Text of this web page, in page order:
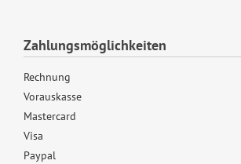
Zahlungsmöglichkeiten
Rechnung
Vorauskasse
Mastercard
Visa
Paypal